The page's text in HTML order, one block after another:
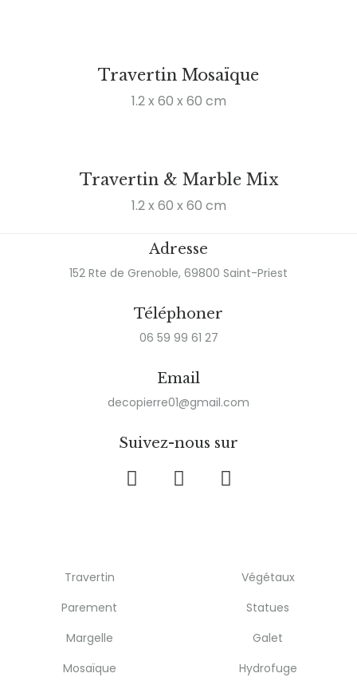
Travertin Mosaïque
1.2 x 60 x 60 cm
Travertin & Marble Mix
1.2 x 60 x 60 cm
Adresse
152 Rte de Grenoble, 69800 Saint-Priest
Téléphoner
06 59 99 61 27
Email
decopierre01@gmail.com
Suivez-nous sur
Travertin
Parement
Margelle
Mosaïque
Végétaux
Statues
Galet
Hydrofuge